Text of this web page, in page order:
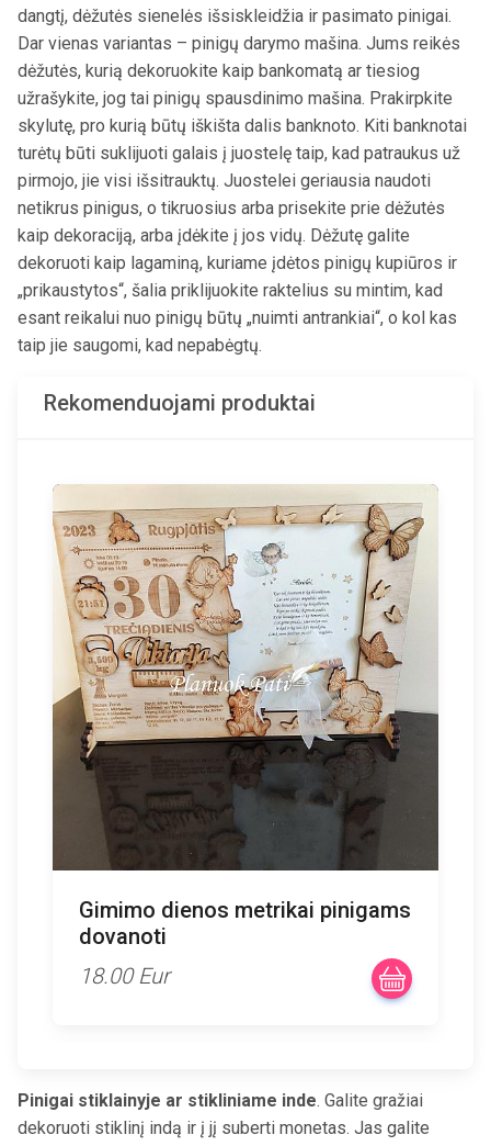
dangtį, dėžutės sienelės išsiskleidžia ir pasimato pinigai.
Dar vienas variantas – pinigų darymo mašina. Jums reikės
dėžutės, kurią dekoruokite kaip bankomatą ar tiesiog
užrašykite, jog tai pinigų spausdinimo mašina. Prakirpkite
skylutę, pro kurią būtų iškišta dalis banknoto. Kiti banknotai
turėtų būti suklijuoti galais į juostelę taip, kad patraukus už
pirmojo, jie visi išsitrauktų. Juostelei geriausia naudoti
netikrus pinigus, o tikruosius arba prisekite prie dėžutės
kaip dekoraciją, arba įdėkite į jos vidų. Dėžutę galite
dekoruoti kaip lagaminą, kuriame įdėtos pinigų kupiūros ir
„prikaustytos“, šalia priklijuokite raktelius su mintim, kad
esant reikalui nuo pinigų būtų „nuimti antrankiai“, o kol kas
taip jie saugomi, kad nepabėgtų.
Rekomenduojami produktai
Gimimo dienos metrikai pinigams
dovanoti
18.00 Eur
Pinigai stiklainyje ar stikliniame inde. Galite gražiai
dekoruoti stiklinį indą ir į jį suberti monetas. Jas galite